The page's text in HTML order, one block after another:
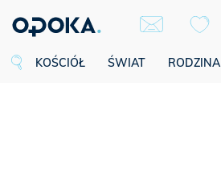
KOŚCIÓŁ ŚWIAT RODZINA